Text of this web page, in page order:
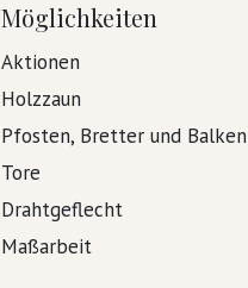
Möglichkeiten
Aktionen
Holzzaun
Pfosten, Bretter und Balken
Tore
Drahtgeflecht
Maßarbeit